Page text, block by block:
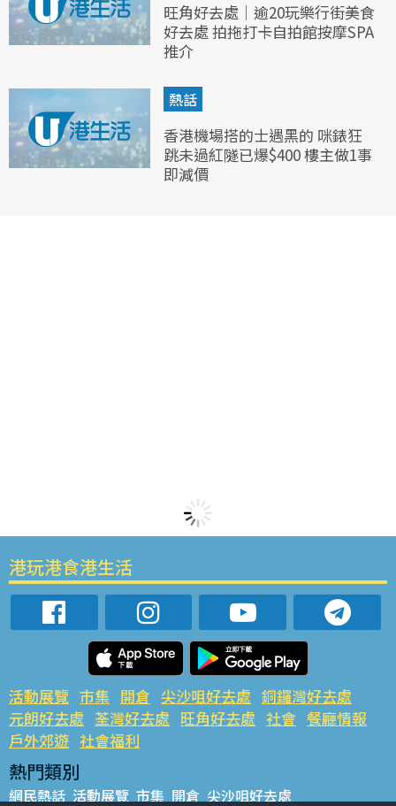
旺角好去處｜逾20玩樂行街美食
好去處 拍拖打卡自拍館按摩SPA
推介
熱話
香港機場搭的士遇黑的 咪錶狂
跳未過紅隧已爆$400 樓主做1事
即減價
港玩港食港生活
活動展覽 市集 開倉 尖沙咀好去處 銅鑼灣好去處
元朗好去處 荃灣好去處 旺角好去處 社會 餐廳情報
戶外郊遊 社會福利
熱門類別
網民熱話 活動展覽 市集 開倉 尖沙咀好去處